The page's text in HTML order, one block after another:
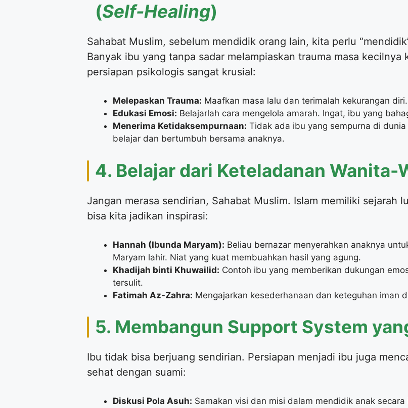
(Self-Healing)
​Sahabat Muslim, sebelum mendidik orang lain, kita perlu
Banyak ibu yang tanpa sadar melampiaskan trauma masa kecilnya
persiapan psikologis sangat krusial:
Melepaskan Trauma: Maafkan masa lalu dan terimalah kekurangan diri.
Edukasi Emosi: Belajarlah cara mengelola amarah. Ingat, ibu yang
Menerima Ketidaksempurnaan: Tidak ada ibu yang sempurna di
belajar dan bertumbuh bersama anaknya.
​4. Belajar dari Keteladanan Wanita-
​Jangan merasa sendirian, Sahabat Muslim. Islam memiliki sejarah
bisa kita jadikan inspirasi:
Hannah (Ibunda Maryam): Beliau bernazar menyerahkan anaknya
Maryam lahir. Niat yang kuat membuahkan hasil yang agung.
Khadijah binti Khuwailid: Contoh ibu yang memberikan dukungan
tersulit.
Fatimah Az-Zahra: Mengajarkan kesederhanaan dan keteguhan iman
​5. Membangun Support System
​Ibu tidak bisa berjuang sendirian. Persiapan menjadi ibu juga
sehat dengan suami:
Diskusi Pola Asuh: Samakan visi dan misi dalam mendidik anak secara